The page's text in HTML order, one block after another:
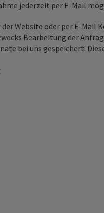
jederzeit per E-Mail
der Website oder per E-Mail
Bearbeitung der
bei uns gespeichert.